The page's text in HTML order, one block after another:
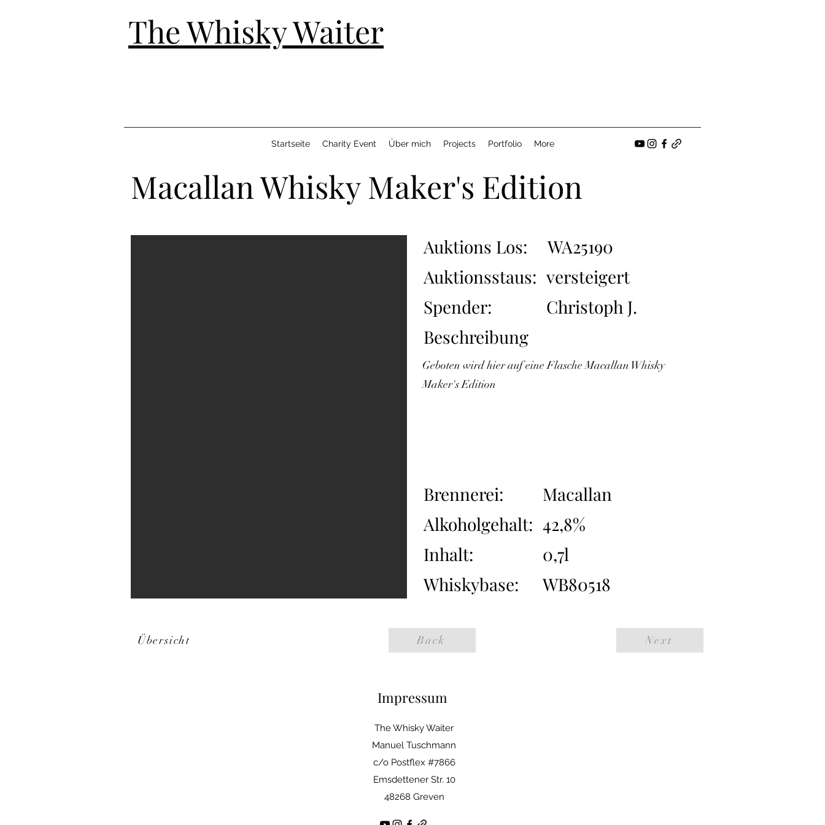
The Whisky Waiter
Startseite Charity Event Über mich Projects Portfolio More
Macallan Whisky Maker's Edition
Auktions Los:
WA25190
Auktionsstaus: versteigert
Spender:
Christoph J.
Beschreibung
Geboten wird hier auf eine Flasche Macallan Whisky
Maker's Edition
Brennerei:
Macallan
Alkoholgehalt: 42,8%
Inhalt:
0,7l
Whiskybase:
WB80518
Übersicht Back Next
Impressum
The Whisky Waiter
Manuel Tuschmann
c/o Postflex #7866
Emsdettener Str. 10
48268 Greven